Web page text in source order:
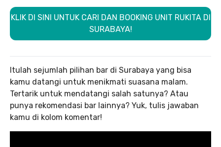
KLIK DI SINI UNTUK CARI DAN BOOKING UNIT RUKITA DI
SURABAYA!
Itulah sejumlah pilihan bar di Surabaya yang bisa
kamu datangi untuk menikmati suasana malam.
Tertarik untuk mendatangi salah satunya? Atau
punya rekomendasi bar lainnya? Yuk, tulis jawaban
kamu di kolom komentar!